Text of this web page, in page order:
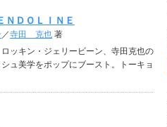
ＤＯＬＩＮＥ
／寺田 克也 著
ッキン・ジェリービーン、寺田克也の
ュ美学をポップにブースト。トーキョ